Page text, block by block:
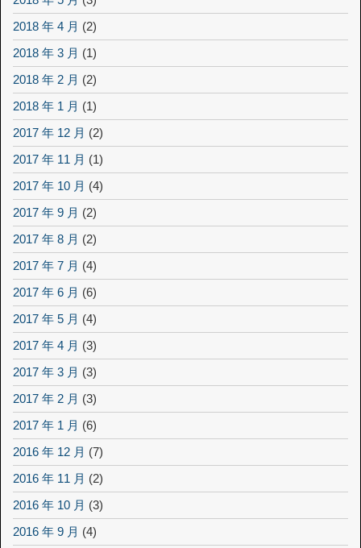
2018 年 4 月 (2)
2018 年 3 月 (1)
2018 年 2 月 (2)
2018 年 1 月 (1)
2017 年 12 月 (2)
2017 年 11 月 (1)
2017 年 10 月 (4)
2017 年 9 月 (2)
2017 年 8 月 (2)
2017 年 7 月 (4)
2017 年 6 月 (6)
2017 年 5 月 (4)
2017 年 4 月 (3)
2017 年 3 月 (3)
2017 年 2 月 (3)
2017 年 1 月 (6)
2016 年 12 月 (7)
2016 年 11 月 (2)
2016 年 10 月 (3)
2016 年 9 月 (4)